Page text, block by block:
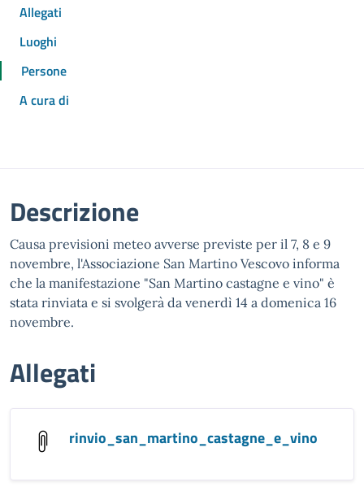
Allegati
Luoghi
Persone
A cura di
Descrizione
Causa previsioni meteo avverse previste per il 7, 8 e 9
novembre, l'Associazione San Martino Vescovo informa
che la manifestazione "San Martino castagne e vino" è
stata rinviata e si svolgerà da venerdì 14 a domenica 16
novembre.
Allegati
rinvio_san_martino_castagne_e_vino